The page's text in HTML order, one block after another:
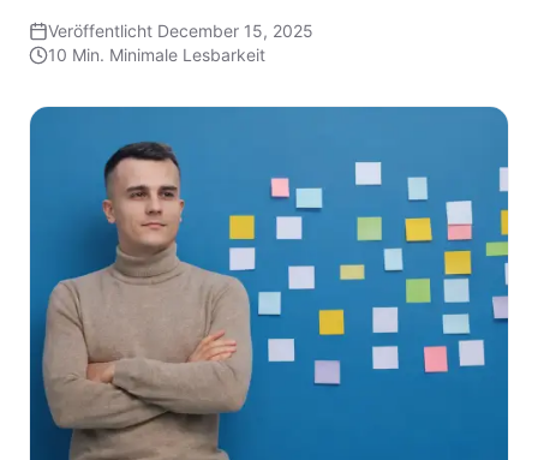
Veröffentlicht December 15, 2025
10 Min. Minimale Lesbarkeit